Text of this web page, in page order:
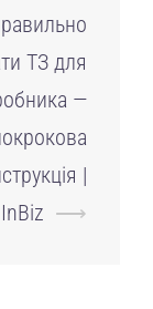
ТЗ для
—
|
InBiz ⟶